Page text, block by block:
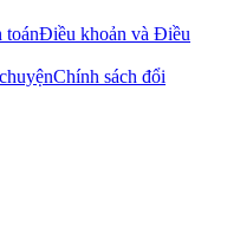
toánĐiều khoản và Điều
Chính sách đổi